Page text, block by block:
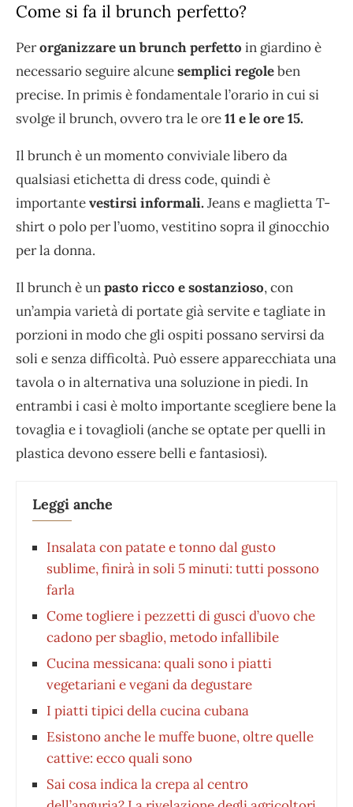
Come si fa il brunch perfetto?
Perorganizzare un brunch perfetto in giardino è
necessario seguire alcunesemplici regoleben
precise. In primis è fondamentale l’orario in cui si
svolge il brunch, ovvero tra le ore11 e le ore 15.
Il brunch è un momento conviviale libero da
qualsiasi etichetta di dress code, quindi è
importantevestirsi informali. Jeans e maglietta T-
shirt o polo per l’uomo, vestitino sopra il ginocchio
per la donna.
Il brunch è unpasto ricco e sostanzioso, con
un’ampia varietà di portate già servite e tagliate in
porzioni in modo che gli ospiti possano servirsi da
soli e senza difficoltà. Può essere apparecchiata una
tavola o in alternativa una soluzione in piedi. In
entrambi i casi è molto importante scegliere bene la
tovaglia e i tovaglioli (anche se optate per quelli in
plastica devono essere belli e fantasiosi).
Leggi anche
Insalata con patate e tonno dal gusto
sublime, finirà in soli 5 minuti: tutti possono
farla
Come togliere i pezzetti di gusci d’uovo che
cadono per sbaglio, metodo infallibile
Cucina messicana: quali sono i piatti
vegetariani e vegani da degustare
I piatti tipici della cucina cubana
Esistono anche le muffe buone, oltre quelle
cattive: ecco quali sono
Sai cosa indica la crepa al centro